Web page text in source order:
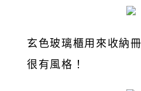
玄色玻璃櫃用來收納
很有風格！